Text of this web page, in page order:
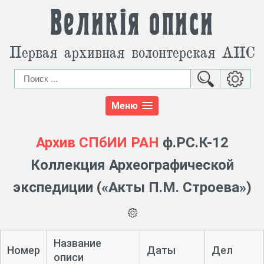
Великія описи
Первая архивная волонтерская АИС
Меню
Архив СПбИИ РАН ф.РС.К-12
Коллекция Археографической
экспедиции («Акты П.М. Строева»)
Номер
Название
описи
Даты Дел